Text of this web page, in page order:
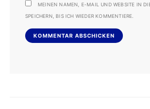
MEINEN NAMEN, E-MAIL UND WEBSITE IN
SPEICHERN, BIS ICH WIEDER KOMMENTIERE.